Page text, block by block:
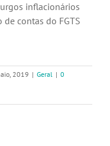
inflacionários
contas do FGTS
2019 | Geral | 0